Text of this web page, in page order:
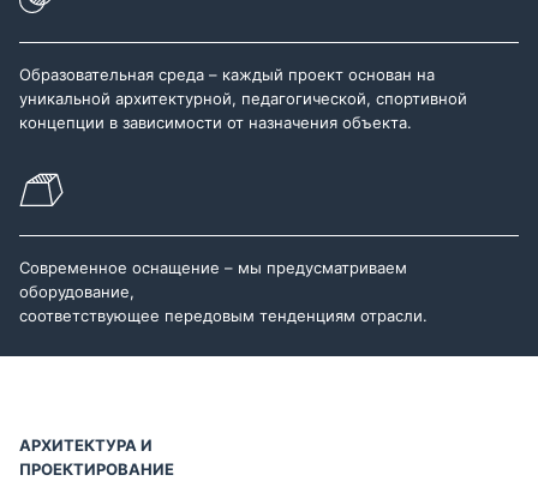
Образовательная среда – каждый проект основан на
уникальной архитектурной, педагогической, спортивной
концепции в зависимости от назначения объекта.
Современное оснащение – мы предусматриваем
оборудование,
соответствующее передовым тенденциям отрасли.
АРХИТЕКТУРА И
ПРОЕКТИРОВАНИЕ